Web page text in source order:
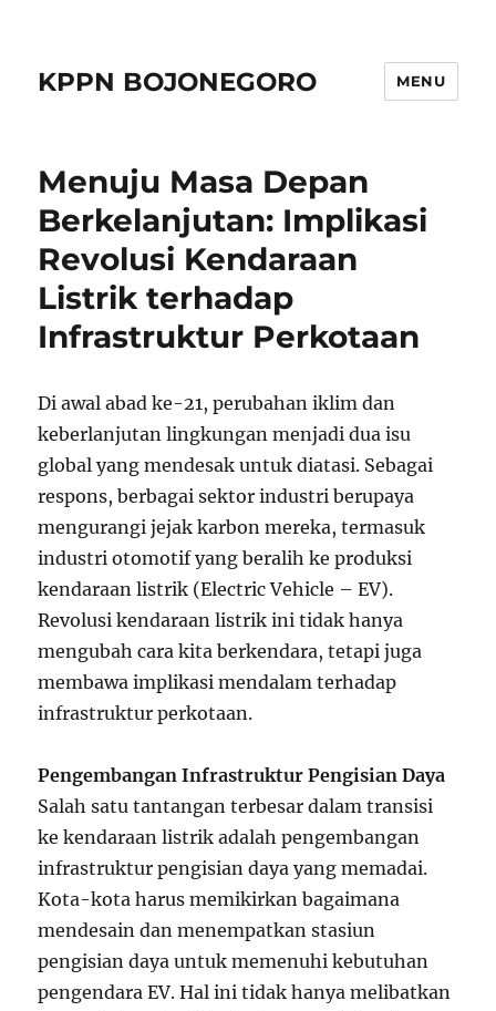
KPPN BOJONEGORO MENU
Menuju Masa Depan
Berkelanjutan: Implikasi
Revolusi Kendaraan
Listrik terhadap
Infrastruktur Perkotaan
Di awal abad ke-21, perubahan iklim dan
keberlanjutan lingkungan menjadi dua isu
global yang mendesak untuk diatasi. Sebagai
respons, berbagai sektor industri berupaya
mengurangi jejak karbon mereka, termasuk
industri otomotif yang beralih ke produksi
kendaraan listrik (Electric Vehicle – EV).
Revolusi kendaraan listrik ini tidak hanya
mengubah cara kita berkendara, tetapi juga
membawa implikasi mendalam terhadap
infrastruktur perkotaan.
Pengembangan Infrastruktur Pengisian Daya
Salah satu tantangan terbesar dalam transisi
ke kendaraan listrik adalah pengembangan
infrastruktur pengisian daya yang memadai.
Kota-kota harus memikirkan bagaimana
mendesain dan menempatkan stasiun
pengisian daya untuk memenuhi kebutuhan
pengendara EV. Hal ini tidak hanya melibatkan